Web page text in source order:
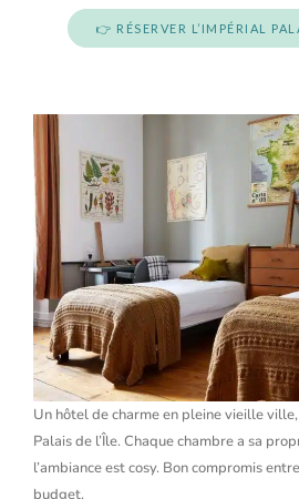
👉 RÉSERVER L’IMPÉRIAL
Un hôtel de charme en pleine vieille
Palais de l’Île. Chaque chambre a sa
l’ambiance est cosy. Bon compromis
budget.